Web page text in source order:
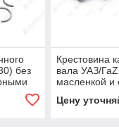
без
Крестовина
вала УАЗ/
масленкой и
Цену